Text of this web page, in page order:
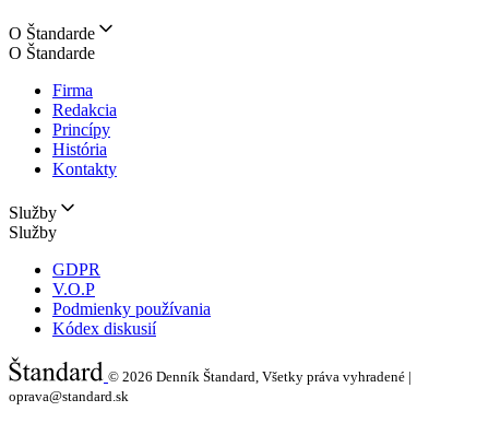
O Štandarde
O Štandarde
Firma
Redakcia
Princípy
História
Kontakty
Služby
Služby
GDPR
V.O.P
Podmienky používania
Kódex diskusií
© 2026 Denník Štandard, Všetky práva vyhradené |
oprava@standard.sk